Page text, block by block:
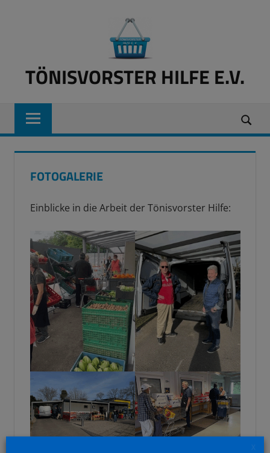
TÖNISVORSTER HILFE E.V.
Lebensmittel
für
Bedürftige
FOTOGALERIE
Einblicke in die Arbeit der Tönisvorster Hilfe:
X